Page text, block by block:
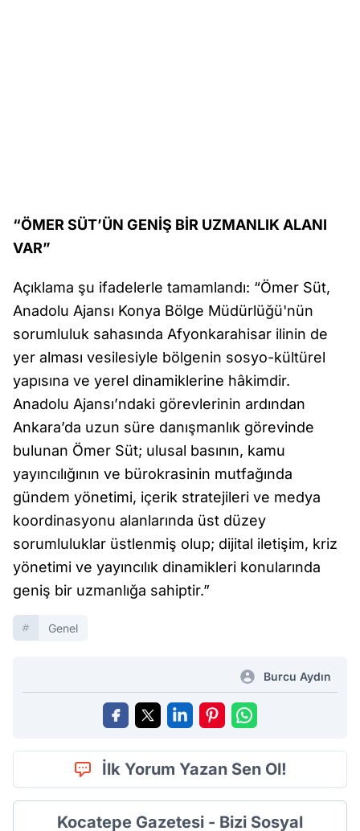
“ÖMER SÜT’ÜN GENİŞ BİR UZMANLIK ALANI
VAR”
Açıklama şu ifadelerle tamamlandı: “Ömer Süt,
Anadolu Ajansı Konya Bölge Müdürlüğü'nün
sorumluluk sahasında Afyonkarahisar ilinin de
yer alması vesilesiyle bölgenin sosyo-kültürel
yapısına ve yerel dinamiklerine hâkimdir.
Anadolu Ajansı’ndaki görevlerinin ardından
Ankara’da uzun süre danışmanlık görevinde
bulunan Ömer Süt; ulusal basının, kamu
yayıncılığının ve bürokrasinin mutfağında
gündem yönetimi, içerik stratejileri ve medya
koordinasyonu alanlarında üst düzey
sorumluluklar üstlenmiş olup; dijital iletişim, kriz
yönetimi ve yayıncılık dinamikleri konularında
geniş bir uzmanlığa sahiptir.”
Genel
Burcu Aydın
İlk Yorum Yazan Sen Ol!
Kocatepe Gazetesi - Bizi Sosyal